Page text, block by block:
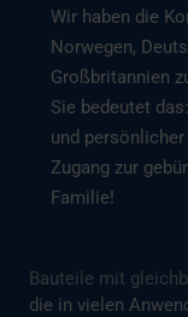
Wir haben die
Norwegen,
Großbritannien
Sie bedeutet
und
Zugang zur
Familie!
Multi Jet Fusion
industrielle Know-
Verfahren nutzt
mechanischen
Bauteile mit
die in vielen